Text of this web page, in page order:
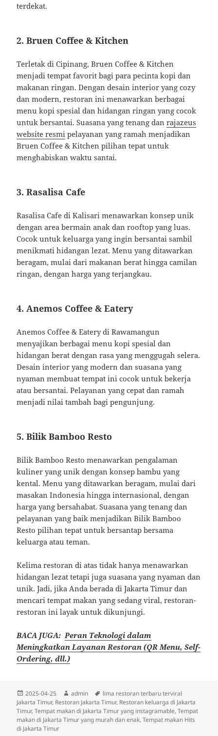
terdekat.
2.Bruen Coffee & Kitchen
Terletak di Cipinang, Bruen Coffee & Kitchen
menjadi tempat favorit bagi para pecinta kopi dan
makanan ringan. Dengan desain interior yang cozy
dan modern, restoran ini menawarkan berbagai
menu kopi spesial dan hidangan ringan yang cocok
untuk bersantai. Suasana yang tenang danrajazeus
website resmi pelayanan yang ramah menjadikan
Bruen Coffee & Kitchen pilihan tepat untuk
menghabiskan waktu santai.
3.Rasalisa Cafe
Rasalisa Cafe di Kalisari menawarkan konsep unik
dengan area bermain anak dan rooftop yang luas.
Cocok untuk keluarga yang ingin bersantai sambil
menikmati hidangan lezat. Menu yang ditawarkan
beragam, mulai dari makanan berat hingga camilan
ringan, dengan harga yang terjangkau.
4. Anemos Coffee & Eatery
Anemos Coffee & Eatery di Rawamangun
menyajikan berbagai menu kopi spesial dan
hidangan berat dengan rasa yang menggugah selera.
Desain interior yang modern dan suasana yang
nyaman membuat tempat ini cocok untuk bekerja
atau bersantai. Pelayanan yang cepat dan ramah
menjadi nilai tambah bagi pengunjung.
5.Bilik Bamboo Resto
Bilik Bamboo Resto menawarkan pengalaman
kuliner yang unik dengan konsep bambu yang
kental. Menu yang ditawarkan beragam, mulai dari
masakan Indonesia hingga internasional, dengan
harga yang bersahabat. Suasana yang tenang dan
pelayanan yang baik menjadikan Bilik Bamboo
Resto pilihan tepat untuk bersantap bersama
keluarga atau teman.​
Kelima restoran di atas tidak hanya menawarkan
hidangan lezat tetapi juga suasana yang nyaman dan
unik. Jadi, jika Anda berada di Jakarta Timur dan
mencari tempat makan yang sedang viral, restoran-
restoran ini layak untuk dikunjungi.​
BACA JUGA: Peran Teknologi dalam
Meningkatkan Layanan Restoran (QR Menu, Self-
Ordering, dll.)
Diposkan
pada
2025-04-25 Penulis
admin Tag
lima restoran terbaru terviral
Jakarta Timur, Restoran Jakarta Timur, Restoran keluarga di Jakarta
Timur,Tempat makan di Jakarta Timur yang instagramable,Tempat
makan di Jakarta Timur yang murah dan enak,Tempat makan Hits
di Jakarta Timur